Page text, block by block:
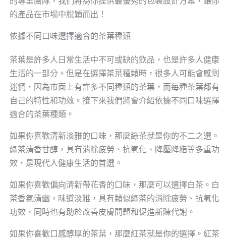
的產品在市場中脫穎而出！
依據不同口味選擇適合的茶葉種類
茶葉是許多人日常生活中不可或缺的飲品，也是許多人健康
生活的一部分。但是在選擇茶葉種類時，很多人可能會感到
迷惘，因為市面上有許多不同種類的茶葉，而每種茶葉都有
自己的特性和功效。接下來我們將會介紹依據不同口味選擇
適合的茶葉種類。
如果你喜歡清新淡雅的口味，那麼綠茶就是你的不二之選。
綠茶清香甘醇，具有消除疲勞、抗氧化、降壓降脂等多重功
效，是現代人健康生活的首選。
如果你喜歡偏向清新帶花香的口味，那麼可以選擇白茶。白
茶香氣清幽，味道淡雅，具有類似綠茶的消除疲勞、抗氧化
功效，同時也有助於改善皮膚問題和促進新陳代謝。
如果你喜歡口感醇厚的茶葉，那麼紅茶就是你的選擇。紅茶